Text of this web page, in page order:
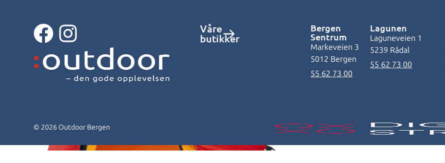
Våre
butikker
Bergen
Sentrum
Markeveien 3
5012 Bergen
55 62 73 00
Lagunen
Laguneveien 1
5239 Rådal
55 62 73 00
© 2026 Outdoor Bergen